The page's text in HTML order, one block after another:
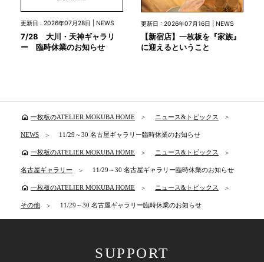
更新日 : 2026年07月28日 | NEWS
7/28 大川・天神ギャラリ
ー 臨時休業のお知らせ
更新日 : 2026年07月16日 | NEWS
【新宿店】一枚板を『家族』
に迎えるということ
home 一枚板のATELIER MOKUBA HOME ニュース&トピックス
NEWS 11/29～30 名古屋ギャラリー臨時休業のお知らせ
home 一枚板のATELIER MOKUBA HOME ニュース&トピックス
名古屋ギャラリー 11/29～30 名古屋ギャラリー臨時休業のお知らせ
home 一枚板のATELIER MOKUBA HOME ニュース&トピックス
その他 11/29～30 名古屋ギャラリー臨時休業のお知らせ
SUPPORT